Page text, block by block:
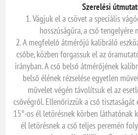
Szerelési
1. Vágjuk el a csövet a speciális
hosszúságúra, a cső tengelyére
2. A megfelelő átmérőjű kalibráló
csőbe, közben forgassuk el az
irányban. A cső belső átmérőjének
belső élének rézselése egyetlen
művelet végén távolítsuk el az
csővégről. Ellenőrizzük a cső
15°-os él letörésnek körben láthatónak
él letörésnek a cső teljes peremén